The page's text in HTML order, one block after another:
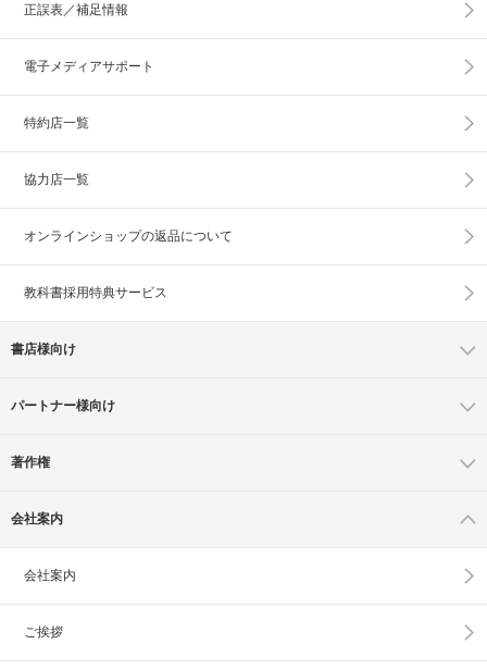
正誤表／補足情報
電子メディアサポート
特約店一覧
協力店一覧
オンラインショップの返品について
教科書採用特典サービス
書店様向け
パートナー様向け
著作権
会社案内
会社案内
ご挨拶